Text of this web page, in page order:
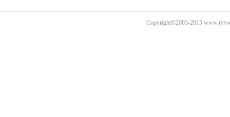
Copyright©2003-2015